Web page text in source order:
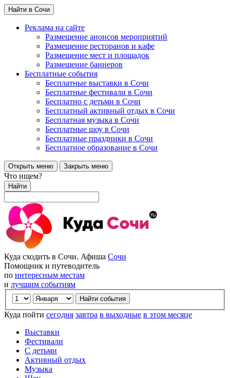
Найти в Сочи
Реклама на сайте
Размещение анонсов мероприятий
Размещение ресторанов и кафе
Размещение мест и площадок
Размещение баннеров
Бесплатные события
Бесплатные выставки в Сочи
Бесплатные фестивали в Сочи
Бесплатно с детьми в Сочи
Бесплатный активный отдых в Сочи
Бесплатная музыка в Сочи
Бесплатные шоу в Сочи
Бесплатные праздники в Сочи
Бесплатное образование в Сочи
Открыть меню Закрыть меню
Что ищем?
Найти
Куда сходить в Сочи. Афиша Сочи
Помощник и путеводитель
по интересным местам
и лучшим событиям
Куда пойти сегодня завтра в выходные в этом месяце
Выставки
Фестивали
С детьми
Активный отдых
Музыка